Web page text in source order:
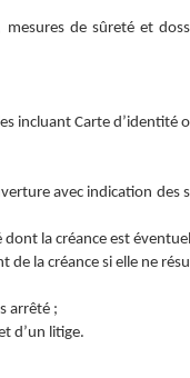
de sûreté et
incluant Carte d’identité
avec indication des
la créance est
de la créance si elle ne
arrêté ;
d’un litige.